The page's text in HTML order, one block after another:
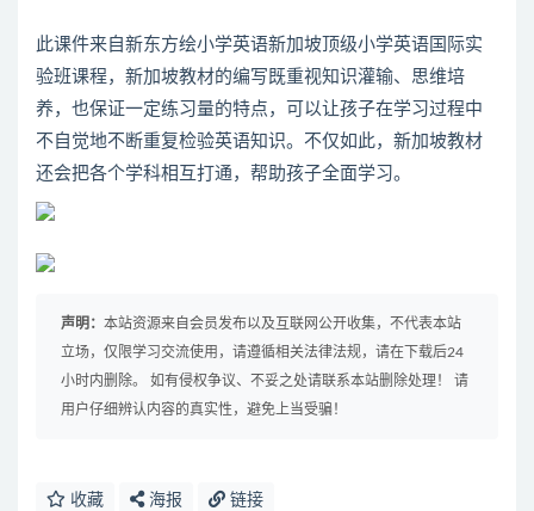
此课件来自新东方绘小学英语新加坡顶级小学英语国际实
验班课程，新加坡教材的编写既重视知识灌输、思维培
养，也保证一定练习量的特点，可以让孩子在学习过程中
不自觉地不断重复检验英语知识。不仅如此，新加坡教材
还会把各个学科相互打通，帮助孩子全面学习。
声明： 本站资源来自会员发布以及互联网公开收集，不代表本站
立场，仅限学习交流使用，请遵循相关法律法规，请在下载后24
小时内删除。 如有侵权争议、不妥之处请联系本站删除处理！ 请
用户仔细辨认内容的真实性，避免上当受骗！
收藏 海报 链接